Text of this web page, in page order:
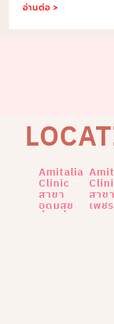
อ่านต่อ >
Amitalia
Clinic
สาขา
อุดมสุข
สาขา
เพช